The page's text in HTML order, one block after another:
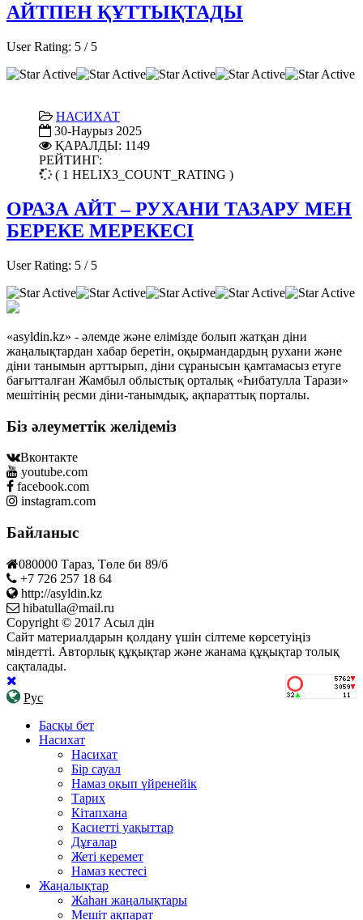
АЙТПЕН ҚҰТТЫҚТАДЫ
User Rating: 5 / 5
НАСИХАТ
30-Наурыз 2025
ҚАРАЛДЫ: 1149
РЕЙТИНГ:
( 1 HELIX3_COUNT_RATING )
ОРАЗА АЙТ – РУХАНИ ТАЗАРУ МЕН
БЕРЕКЕ МЕРЕКЕСІ
User Rating: 5 / 5
«asyldin.kz» - әлемде және елімізде болып жатқан діни
жаңалықтардан хабар беретін, оқырмандардың рухани және
діни танымын арттырып, діни сұранысын қамтамасыз етуге
бағытталған Жамбыл облыстық орталық «Һибатулла Тарази»
мешітінің ресми діни-танымдық, ақпараттық порталы.
Біз әлеуметтік желідеміз
Вконтакте
youtube.com
facebook.com
instagram.com
Байланыс
080000 Тараз, Төле би 89/б
+7 726 257 18 64
http://asyldin.kz
hibatulla@mail.ru
Copyright © 2017 Асыл дін
Сайт материалдарын қолдану үшін сілтеме көрсетуіңіз
міндетті. Авторлық құқықтар және жанама құқықтар толық
сақталады.
Рус
Басқы бет
Насихат
Насихат
Бір сауал
Намаз оқып үйренейік
Тарих
Кітапхана
Касиетті уақыттар
Дұғалар
Жеті керемет
Намаз кестесі
Жаңалықтар
Жаһан жаңалықтары
Мешіт ақпарат